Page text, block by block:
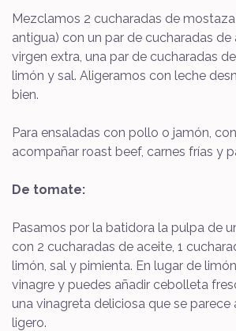
Mezclamos 2 cucharadas de
antigua) con un par de cucharadas
virgen extra, una par de cucharadas
limón y sal. Aligeramos con leche
bien.
Para ensaladas con pollo o jamón,
acompañar roast beef, carnes frías y
De tomate:
Pasamos por la batidora la pulpa de
con 2 cucharadas de aceite, 1
limón, sal y pimienta. En lugar de
vinagre y puedes añadir cebolleta
una vinagreta deliciosa que se parece
ligero.